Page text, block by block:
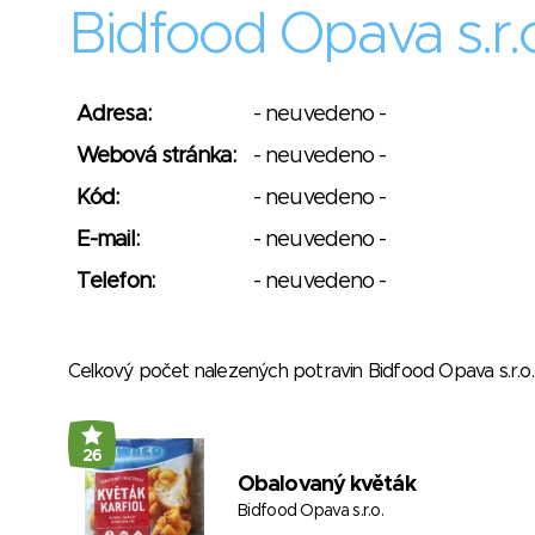
Bidfood Opava
Adresa:
- neuvedeno -
Webová stránka:
- neuvedeno -
Kód:
- neuvedeno -
E-mail:
- neuvedeno -
Telefon:
- neuvedeno -
Celkový počet nalezených potravin Bidfood Opava
26
Obalovaný květák
Bidfood Opava s.r.o.